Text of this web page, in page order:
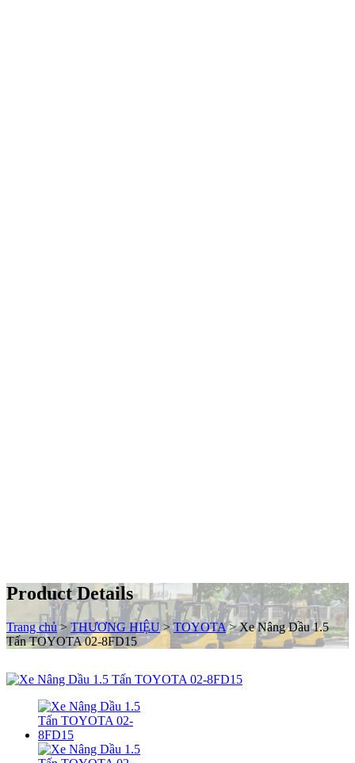
Product Details
Trang chủ > THƯƠNG HIỆU > TOYOTA >Xe Nâng Dầu 1.5
Tấn TOYOTA 02-8FD15